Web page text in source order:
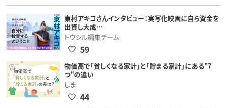
東村アキコさんインタビュー：実写化映画に自ら資金を
出資し大成…
トウシル編集チーム
59
物価高で「貧しくなる家計」と「貯まる家計」にある"7
つ"の違い
しま
44